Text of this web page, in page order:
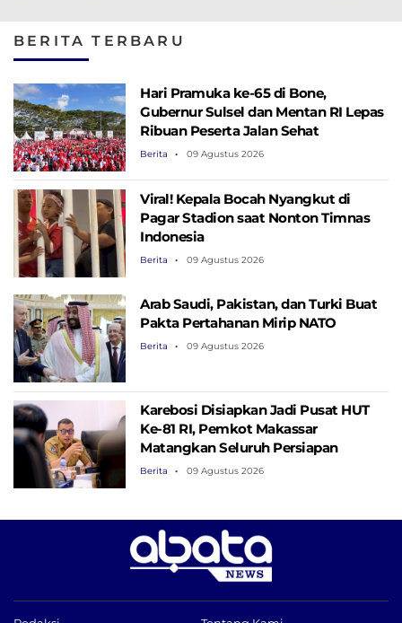
Pelaku
BERITA TERBARU
Hari Pramuka ke-65 di Bone,
Gubernur Sulsel dan Mentan RI Lepas
Ribuan Peserta Jalan Sehat
Berita 09 Agustus 2026
Viral! Kepala Bocah Nyangkut di
Pagar Stadion saat Nonton Timnas
Indonesia
Berita 09 Agustus 2026
Arab Saudi, Pakistan, dan Turki Buat
Pakta Pertahanan Mirip NATO
Berita 09 Agustus 2026
Karebosi Disiapkan Jadi Pusat HUT
Ke-81 RI, Pemkot Makassar
Matangkan Seluruh Persiapan
Berita 09 Agustus 2026